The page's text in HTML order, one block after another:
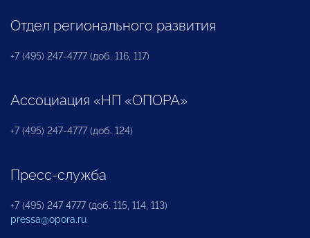
Отдел регионального развития
+7 (495) 247-4777 (доб. 116, 117)
Ассоциация «НП «ОПОРА»
+7 (495) 247-4777 (доб. 124)
Пресс-служба
+7 (495) 247 4777 (доб. 115, 114, 113)
pressa@opora.ru